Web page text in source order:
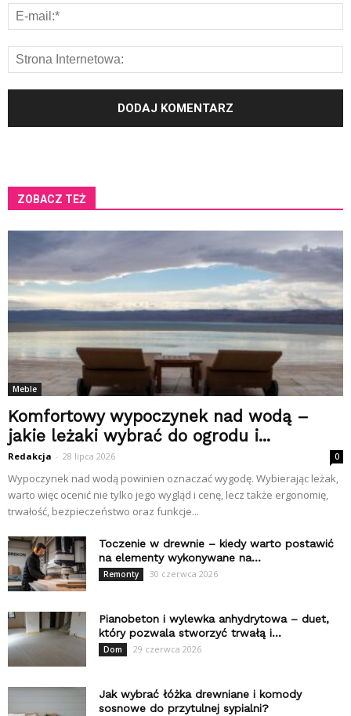
ZOBACZ TEŻ
Meble
Komfortowy wypoczynek nad wodą –
jakie leżaki wybrać do ogrodu i...
Redakcja - 28 lipca 2026 0
Wypoczynek nad wodą powinien oznaczać wygodę. Wybierając leżak,
warto więc ocenić nie tylko jego wygląd i cenę, lecz także ergonomię,
trwałość, bezpieczeństwo oraz funkcje...
Toczenie w drewnie – kiedy warto postawić
na elementy wykonywane na...
Remonty 30 czerwca 2026
Pianobeton i wylewka anhydrytowa – duet,
który pozwala stworzyć trwałą i...
Dom 29 czerwca 2026
Jak wybrać łóżka drewniane i komody
sosnowe do przytulnej sypialni?